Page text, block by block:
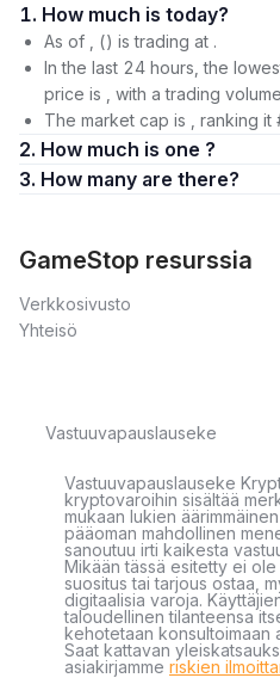
1. How much is today?
As of , () is trading at .
In the last 24 hours, the
price is , with a trading
The market cap is , ranking
2. How much is one ?
3. How many are there?
GameStop resurssia
Verkkosivusto
Yhteisö
Vastuuvapauslauseke
Vastuuvapauslauseke
kryptovaroihin sisältää
mukaan lukien
pääoman mahdollinen
sanoutuu irti kaikesta
Mikään tässä esitetty ei
suositus tai tarjous ostaa,
digitaalisia varoja.
taloudellinen tilanteensa
kehotetaan konsultoimaan
Saat kattavan
asiakirjamme riskien